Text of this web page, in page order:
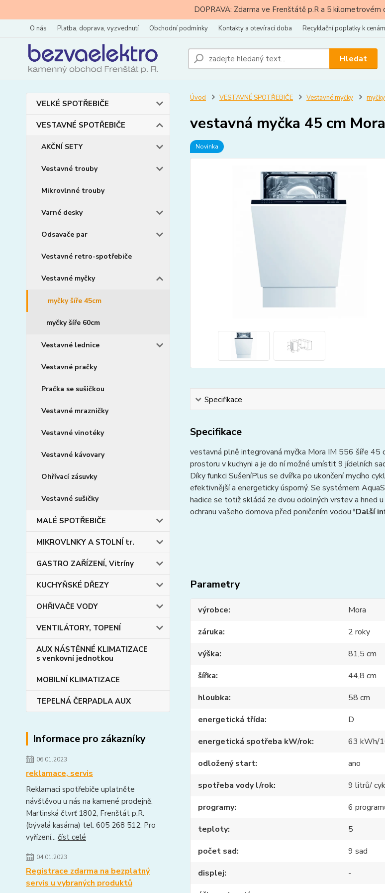
DOPRAVA: Zdarma ve Frenštátě p.R a 5 kilometrovém
O nás Platba, doprava, vyzvednutí Obchodní podmínky Kontakty a otevírací doba Recyklační poplatky k cenám
Hledat
VELKÉ SPOTŘEBIČE
VESTAVNÉ SPOTŘEBIČE
AKČNÍ SETY
Vestavné trouby
Mikrovlnné trouby
Varné desky
Odsavače par
Vestavné retro-spotřebiče
Vestavné myčky
myčky šíře 45cm
myčky šíře 60cm
Vestavné lednice
Vestavné pračky
Pračka se sušičkou
Vestavné mrazničky
Vestavné vinotéky
Vestavné kávovary
Ohřívací zásuvky
Vestavné sušičky
MALÉ SPOTŘEBIČE
MIKROVLNKY A STOLNÍ tr.
GASTRO ZAŘÍZENÍ, Vitríny
KUCHYŇSKÉ DŘEZY
OHŘIVAČE VODY
VENTILÁTORY, TOPENÍ
AUX NÁSTĚNNÉ KLIMATIZACE
s venkovní jednotkou
MOBILNÍ KLIMATIZACE
TEPELNÁ ČERPADLA AUX
Informace pro zákazníky
06.01.2023
reklamace, servis
Reklamaci spotřebiče uplatněte
návštěvou u nás na kamené prodejně.
Martinská čtvrť 1802, Frenštát p.R.
(bývalá kasárna) tel. 605 268 512. Pro
vyřízení... číst celé
04.01.2023
Registrace zdarma na bezplatný
servis u vybraných produktů
Úvod VESTAVNÉ SPOTŘEBIČE Vestavné myčky
vestavná myčka 45 cm
Novinka
Specifikace
Specifikace
vestavná plně integrovaná myčka Mora IM 556 šíře 45
prostoru v kuchyni a je do ní možné umístit 9 jídelních
Díky funkci SušeníPlus se dvířka po ukončení mycího
efektivnější a energeticky úsporný. Se systémem
hadice se totiž skládá ze dvou odolných vrstev a hned
ochranu vašeho domova před poničením vodou.*Další
Parametry
výrobce
Mora
záruka
2 roky
výška
81,5 cm
šířka
44,8 cm
hloubka
58 cm
energetická třída
D
energetická spotřeba kW/rok
63 kWh/
odložený start
ano
spotřeba vody l/rok
9 litrů/
programy
6
teploty
5
počet sad
9 sad
displej
-